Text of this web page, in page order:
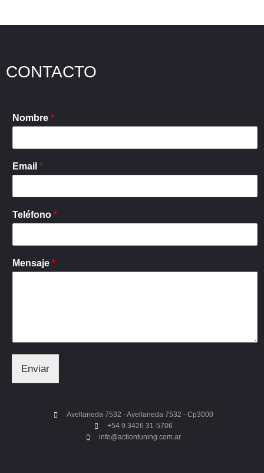
CONTACTO
Nombre *
Email *
Teléfono *
Mensaje *
Enviar
Avellaneda 7532 - Avellaneda 7532 - Cp3000
+54 9 3426 31-5706
info@actiontuning.com.ar